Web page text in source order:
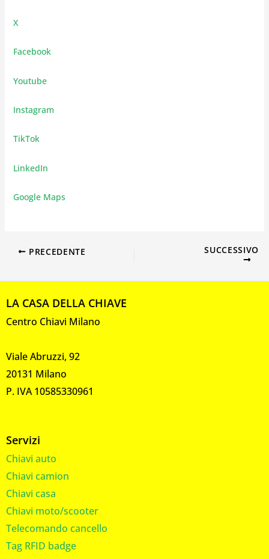
X
Facebook
Youtube
Instagram
TikTok
LinkedIn
Google Maps
PRECEDENTE SUCCESSIVO
LA CASA DELLA CHIAVE
Centro Chiavi Milano
Viale Abruzzi, 92
20131 Milano
P. IVA 10585330961
Servizi
Chiavi auto
Chiavi camion
Chiavi casa
Chiavi moto/scooter
Telecomando cancello
Tag RFID badge